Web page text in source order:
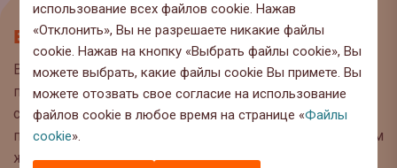
использование всех файлов cookie. Нажав
«Отклонить», Вы не разрешаете никакие файлы
cookie. Нажав на кнопку «Выбрать файлы cookie», Вы
можете выбрать, какие файлы cookie Вы примете. Вы
можете отозвать свое согласие на использование
файлов cookie в любое время на странице «Файлы
cookie».
Блог
Вы находитесь на странице блога Swedbank, где мы
публикуем интересную информацию и полезные
советы, чтобы Вы могли сделать осознанный выбор
при управлении своими финансами. Мы с нетерпением
ждём Ваших вопросов, предложений и мнений по